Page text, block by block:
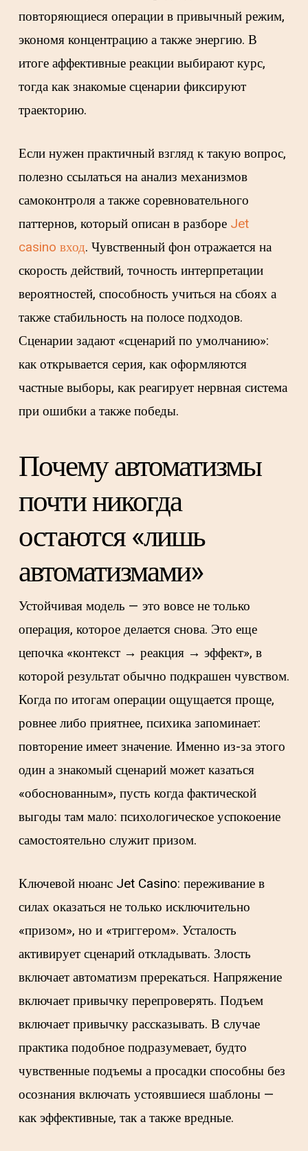
повторяющиеся операции в привычный режим,
экономя концентрацию а также энергию. В
итоге аффективные реакции выбирают курс,
тогда как знакомые сценарии фиксируют
траекторию.
Если нужен практичный взгляд к такую вопрос,
полезно ссылаться на анализ механизмов
самоконтроля а также соревновательного
паттернов, который описан в разборе Jet
casino вход. Чувственный фон отражается на
скорость действий, точность интерпретации
вероятностей, способность учиться на сбоях а
также стабильность на полосе подходов.
Сценарии задают «сценарий по умолчанию»:
как открывается серия, как оформляются
частные выборы, как реагирует нервная система
при ошибки а также победы.
Почему автоматизмы
почти никогда
остаются «лишь
автоматизмами»
Устойчивая модель — это вовсе не только
операция, которое делается снова. Это еще
цепочка «контекст → реакция → эффект», в
которой результат обычно подкрашен чувством.
Когда по итогам операции ощущается проще,
ровнее либо приятнее, психика запоминает:
повторение имеет значение. Именно из-за этого
один а знакомый сценарий может казаться
«обоснованным», пусть когда фактической
выгоды там мало: психологическое успокоение
самостоятельно служит призом.
Ключевой нюанс Jet Casino: переживание в
силах оказаться не только исключительно
«призом», но и «триггером». Усталость
активирует сценарий откладывать. Злость
включает автоматизм пререкаться. Напряжение
включает привычку перепроверять. Подъем
включает привычку рассказывать. В случае
практика подобное подразумевает, будто
чувственные подъемы а просадки способны без
осознания включать устоявшиеся шаблоны —
как эффективные, так а также вредные.